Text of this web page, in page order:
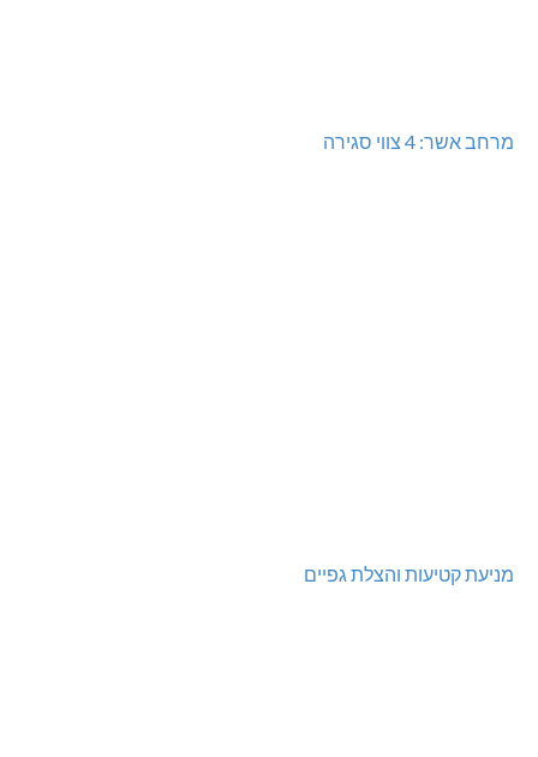
מרחב אשר: 4 צווי סגירה
מניעת קטיעות והצלת גפיים